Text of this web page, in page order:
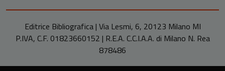
Editrice Bibliografica | Via Lesmi, 6, 20123 Milano MI
P.IVA, C.F. 01823660152 | R.E.A. C.C.I.A.A. di Milano N. Rea
878486